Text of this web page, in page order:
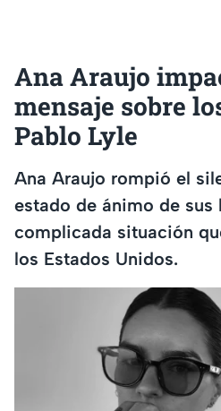
Ana Araujo
mensaje sobre
Pablo Lyle
Ana Araujo rompió el
estado de ánimo de sus
complicada situación
los Estados Unidos.